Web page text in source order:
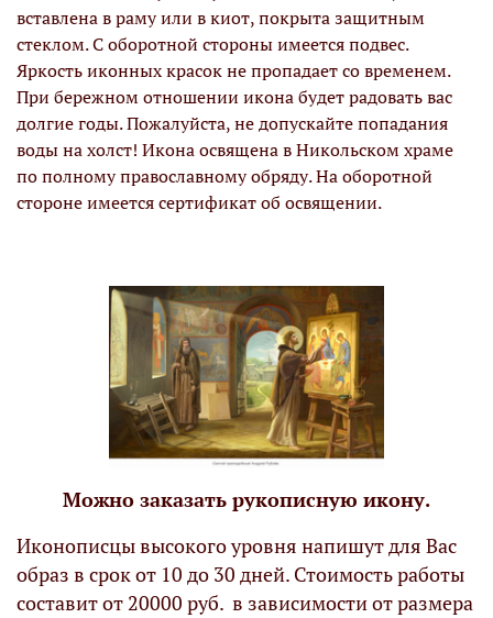
вставлена в раму или в киот, покрыта защитным
стеклом. С оборотной стороны имеется подвес.
Яркость иконных красок не пропадает со временем.
При бережном отношении икона будет радовать вас
долгие годы. Пожалуйста, не допускайте попадания
воды на холст! Икона освящена в Никольском храме
по полному православному обряду. На оборотной
стороне имеется сертификат об освящении.
Можно заказать рукописную икону.
Иконописцы высокого уровня напишут для Вас
образ в срок от 10 до 30 дней. Стоимость работы
составит от 20000 руб. в зависимости от размера